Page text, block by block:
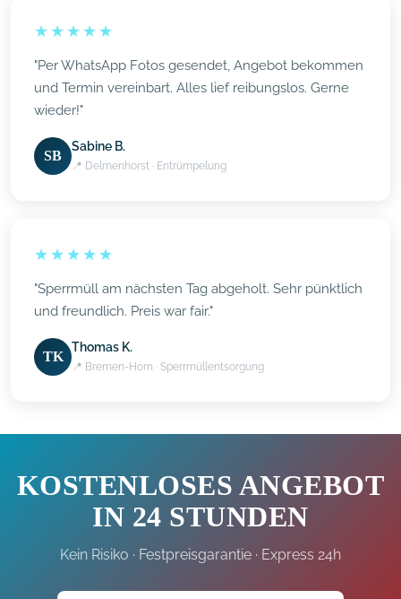
★★★★★
"Per WhatsApp Fotos gesendet, Angebot bekommen
und Termin vereinbart. Alles lief reibungslos. Gerne
wieder!"
SB
Sabine B.
📍 Delmenhorst · Entrümpelung
★★★★★
"Sperrmüll am nächsten Tag abgeholt. Sehr pünktlich
und freundlich. Preis war fair."
TK
Thomas K.
📍 Bremen-Horn · Sperrmüllentsorgung
KOSTENLOSES ANGEBOT
IN 24 STUNDEN
Kein Risiko · Festpreisgarantie · Express 24h